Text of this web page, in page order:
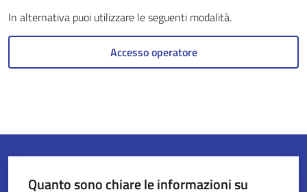
Tutti
In alternativa puoi utilizzare le seguenti modalità.
Accesso operatore
Quanto sono chiare le informazioni su